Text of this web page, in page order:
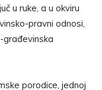
u ruke, a u okviru
pravni odnosi,
građevinska
porodice, jednoj